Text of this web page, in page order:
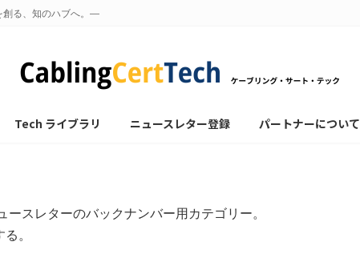
創る、知のハブへ。—
Tech ライブラリ ニュースレター登録 パートナーについて
スレターのバックナンバー用カテゴリー。
。